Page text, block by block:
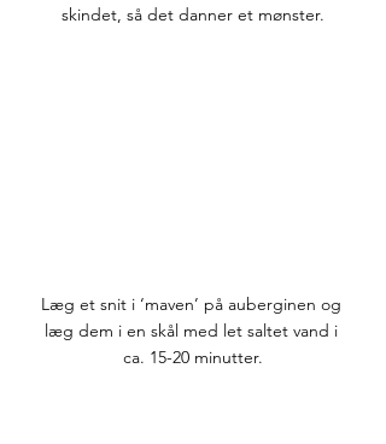
skindet, så det danner et mønster.
Læg et snit i ‘maven’ på auberginen og
læg dem i en skål med let saltet vand i
ca. 15-20 minutter.